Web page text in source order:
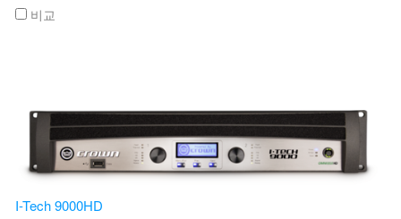
비교
I-Tech 9000HD